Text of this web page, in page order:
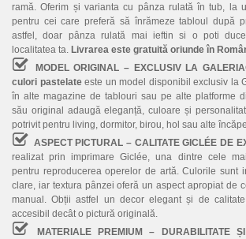
ramă. Oferim și varianta cu pânza rulată în tub, la
pentru cei care preferă să înrămeze tabloul după
astfel, doar pânza rulată mai ieftin si o poti
localitatea ta. Livrarea este gratuită oriunde în
MODEL ORIGINAL – EXCLUSIV LA
culori pastelateeste un model disponibil exclusiv la
în alte magazine de tablouri sau pe alte platforme
său original adaugă eleganță, culoare și
potrivit pentru living, dormitor, birou, hol sau alte
ASPECT PICTURAL – CALITATE GICLÉE DE
realizat prin imprimare Giclée, una dintre cele
pentru reproducerea operelor de artă. Culorile sunt
clare, iar textura pânzei oferă un aspect apropiat de
manual. Obții astfel un decor elegant și de
accesibil decât o pictură originală.
MATERIALE PREMIUM – DURABILITATE